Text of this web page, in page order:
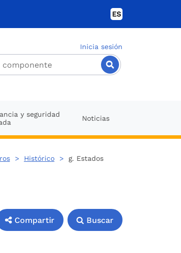
ES
Inicia sesión
y seguridad
Noticias
> Histórico> g. Estados
Compartir Buscar